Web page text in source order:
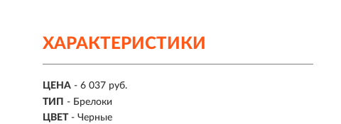
ХАРАКТЕРИСТИКИ
ЦЕНА - 6 037 руб.
ТИП - Брелоки
ЦВЕТ - Черные